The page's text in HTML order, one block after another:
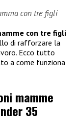
con tre figli
con tre figli
di rafforzare la
Ecco tutto
a come funziona
mamme
35